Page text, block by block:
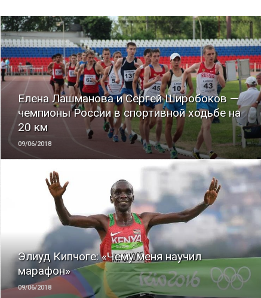
Елена Лашманова и Сергей Широбоков —
чемпионы России в спортивной ходьбе на
20 км
09/06/2018
ЧИТАТЬ
Элиуд Кипчоге: «Чему меня научил
марафон»
09/06/2018
ЧИТАТЬ